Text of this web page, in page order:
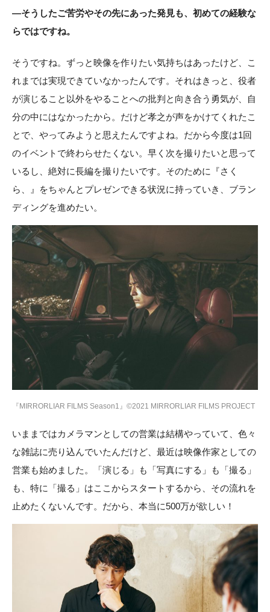
―そうしたご苦労やその先にあった発見も、初めての経験な
らではですね。
そうですね。ずっと映像を作りたい気持ちはあったけど、こ
れまでは実現できていなかったんです。それはきっと、役者
が演じること以外をやることへの批判と向き合う勇気が、自
分の中にはなかったから。だけど孝之が声をかけてくれたこ
とで、やってみようと思えたんですよね。だから今度は1回
のイベントで終わらせたくない。早く次を撮りたいと思って
いるし、絶対に長編を撮りたいです。そのために『さく
ら、』をちゃんとプレゼンできる状況に持っていき、ブラン
ディングを進めたい。
『MIRRORLIAR FILMS Season1』©2021 MIRRORLIAR FILMS PROJECT
いままではカメラマンとしての営業は結構やっていて、色々
な雑誌に売り込んでいたんだけど、最近は映像作家としての
営業も始めました。「演じる」も「写真にする」も「撮る」
も、特に「撮る」はここからスタートするから、その流れを
止めたくないんです。だから、本当に500万が欲しい！